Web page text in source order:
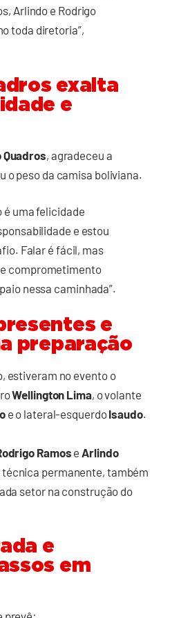
Arlindo e Rodrigo
toda diretoria”,
exalta
e
Quadros, agradeceu a
o peso da camisa boliviana.
é uma felicidade
e estou
Falar é fácil, mas
comprometimento
nessa caminhada”.
e
preparação
estiveram no evento o
Wellington Lima, o volante
e o lateral-esquerdoIsaudo.
Ramos e Arlindo
técnica permanente, também
setor na construção do
e
em